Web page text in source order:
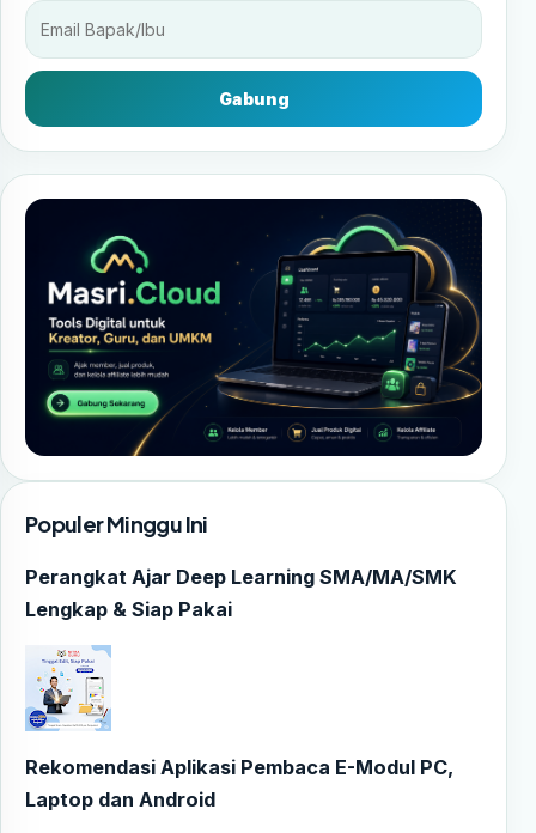
Gabung
Populer Minggu Ini
Perangkat Ajar Deep Learning SMA/MA/SMK
Lengkap & Siap Pakai
Rekomendasi Aplikasi Pembaca E-Modul PC,
Laptop dan Android